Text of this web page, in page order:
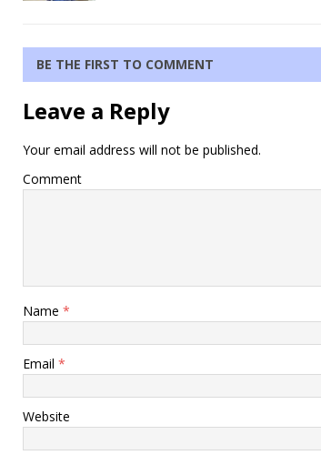
BE THE FIRST TO COMMENT
Leave a Reply
Your email address will not be published.
Comment
Name *
Email *
Website